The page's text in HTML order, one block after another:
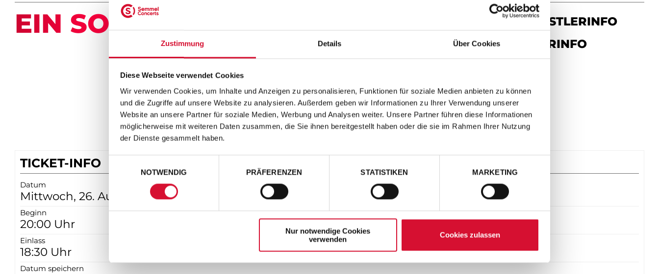
Zustimmung Details Über Cookies
Diese Webseite verwendet Cookies
Wir verwenden Cookies, um Inhalte und Anzeigen zu personalisieren, Funktionen für soziale Medien anbieten zu können
und die Zugriffe auf unsere Website zu analysieren. Außerdem geben wir Informationen zu Ihrer Verwendung unserer
Website an unsere Partner für soziale Medien, Werbung und Analysen weiter. Unsere Partner führen diese Informationen
möglicherweise mit weiteren Daten zusammen, die Sie ihnen bereitgestellt haben oder die sie im Rahmen Ihrer Nutzung
der Dienste gesammelt haben.
NOTWENDIG
PRÄFERENZEN STATISTIKEN MARKETING
Nur notwendige Cookies
verwenden
Cookies zulassen
EIN SOMMER MIT EUCH
KÜNSTLERINFO
TOURINFO
TICKET-INFO
Datum
Mittwoch, 26. August 2026
Beginn
20:00 Uhr
Einlass
18:30 Uhr
Datum speichern